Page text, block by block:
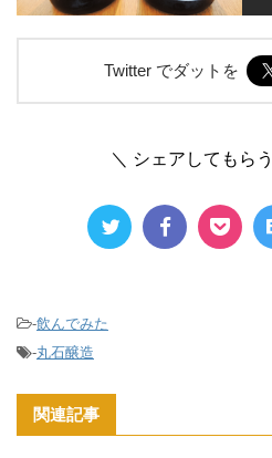
Twitter でダットを
＼ シェアしてもら
-飲んでみた
-丸石醸造
関連記事